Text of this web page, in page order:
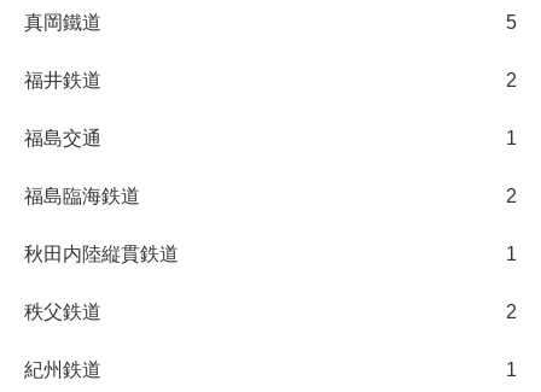
真岡鐵道 5
福井鉄道 2
福島交通 1
福島臨海鉄道 2
秋田内陸縦貫鉄道 1
秩父鉄道 2
紀州鉄道 1